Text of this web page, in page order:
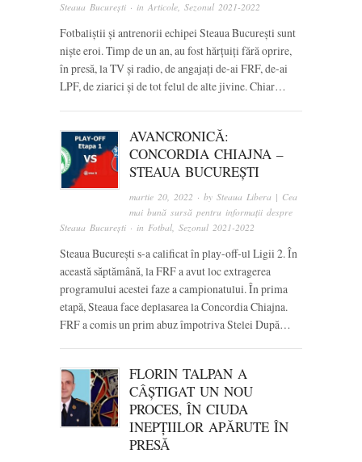
Steaua București · in Articole, Sezonul 2021-2022
Fotbaliștii și antrenorii echipei Steaua București sunt
niște eroi. Timp de un an, au fost hărțuiți fără oprire,
în presă, la TV și radio, de angajați de-ai FRF, de-ai
LPF, de ziarici și de tot felul de alte jivine. Chiar…
AVANCRONICĂ:
CONCORDIA CHIAJNA –
STEAUA BUCUREȘTI
martie 20, 2022 · bySteaua Libera | Cea
mai bună sursă pentru informații despre
Steaua București · in Fotbal Sezonul 2021-2022
Steaua București s-a calificat în play-off-ul Ligii 2. În
această săptămână, la FRF a avut loc extragerea
programului acestei faze a campionatului. În prima
etapă, Steaua face deplasarea la Concordia Chiajna.
FRF a comis un prim abuz împotriva Stelei După…
FLORIN TALPAN A
CÂȘTIGAT UN NOU
PROCES, ÎN CIUDA
INEPȚIILOR APĂRUTE ÎN
PRESĂ